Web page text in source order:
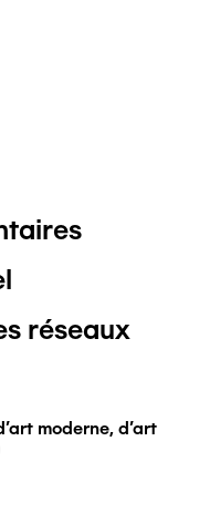
réseaux
moderne, d'art